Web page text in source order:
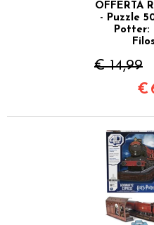
OFFERTA
- Puzzle
Potter:
€ 14,99
€